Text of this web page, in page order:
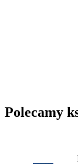
Polecamy